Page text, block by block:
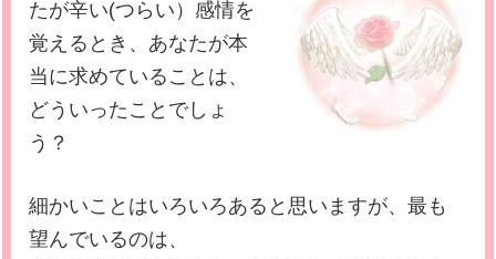
たが辛い(つらい）感情を
覚えるとき、あなたが本
当に求めていることは、
どういったことでしょ
う？
細かいことはいろいろあると思いますが、最も
望んでいるのは、